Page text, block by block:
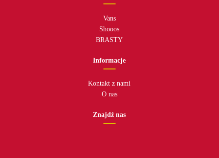
Vans
Shooos
BRASTY
Informacje
Kontakt z nami
O nas
Znajdź nas